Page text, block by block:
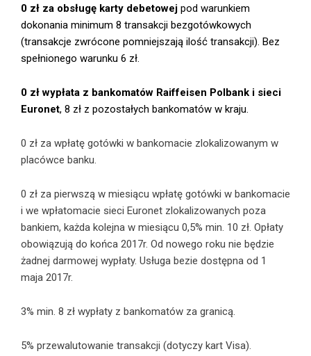
0 zł za obsługę karty debetowej pod warunkiem
dokonania minimum 8 transakcji bezgotówkowych
(transakcje zwrócone pomniejszają ilość transakcji). Bez
spełnionego warunku 6 zł.
0 zł wypłata z bankomatów Raiffeisen Polbank i sieci
Euronet, 8 zł z pozostałych bankomatów w kraju.
0 zł za wpłatę gotówki w bankomacie zlokalizowanym w
placówce banku.
0 zł za pierwszą w miesiącu wpłatę gotówki w bankomacie
i we wpłatomacie sieci Euronet zlokalizowanych poza
bankiem, każda kolejna w miesiącu 0,5% min. 10 zł. Opłaty
obowiązują do końca 2017r. Od nowego roku nie będzie
żadnej darmowej wypłaty. Usługa bezie dostępna od 1
maja 2017r.
3% min. 8 zł wypłaty z bankomatów za granicą.
5% przewalutowanie transakcji (dotyczy kart Visa).